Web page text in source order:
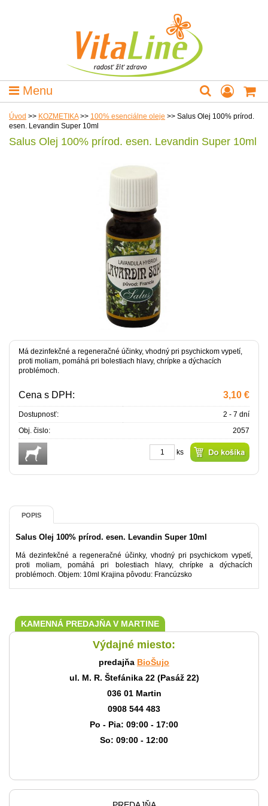
Menu
Úvod >> KOZMETIKA >> 100% esenciálne oleje >> Salus Olej 100% prírod.
esen. Levandin Super 10ml
Salus Olej 100% prírod. esen. Levandin Super 10ml
Má dezinfekčné a regeneračné účinky, vhodný pri psychickom vypetí,
proti moliam, pomáhá pri bolestiach hlavy, chrípke a dýchacích
problémoch.
Cena s DPH: 3,10 €
Dostupnosť:
2 - 7 dní
Obj. čislo:
2057
ks
POPIS
Salus Olej 100% prírod. esen. Levandin Super 10ml
Má dezinfekčné a regeneračné účinky, vhodný pri psychickom vypetí,
proti moliam, pomáhá pri bolestiach hlavy, chrípke a dýchacích
problémoch. Objem: 10ml Krajina pôvodu: Francúzsko
KAMENNÁ PREDAJŇA V MARTINE
Výdajné miesto:
predajňa BioŠujo
ul. M. R. Štefánika 22 (Pasáž 22)
036 01 Martin
0908 544 483
Po - Pia: 09:00 - 17:00
So: 09:00 - 12:00